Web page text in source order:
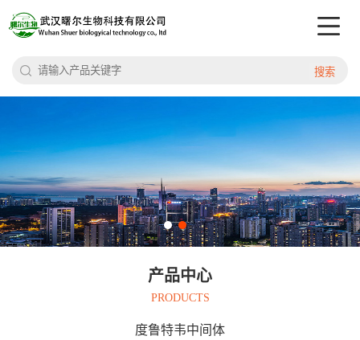
搜索
产品中心
PRODUCTS
度鲁特韦中间体